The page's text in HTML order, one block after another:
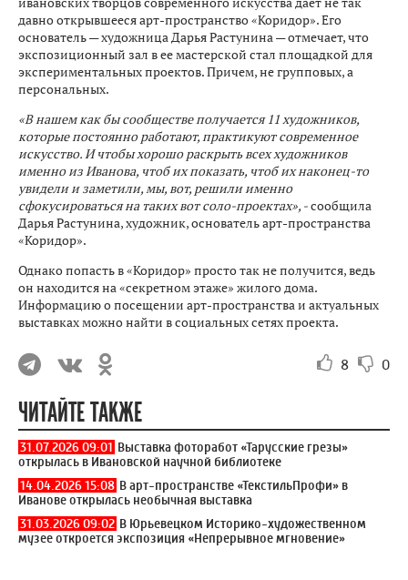
давно открывшееся арт-пространство «Коридор». Его
основатель — художница Дарья Растунина — отмечает, что
экспозиционный зал в ее мастерской стал площадкой для
экспериментальных проектов. Причем, не групповых, а
персональных.
«В нашем как бы сообществе получается 11 художников,
которые постоянно работают, практикуют современное
искусство. И чтобы хорошо раскрыть всех художников
именно из Иванова, чтоб их показать, чтоб их наконец-то
увидели и заметили, мы, вот, решили именно
сфокусироваться на таких вот соло-проектах», -сообщила
Дарья Растунина, художник, основатель арт-пространства
«Коридор».
Однако попасть в «Коридор» просто так не получится, ведь
он находится на «секретном этаже» жилого дома.
Информацию о посещении арт-пространства и актуальных
выставках можно найти в социальных сетях проекта.
8 0
ЧИТАЙТЕ ТАКЖЕ
31.07.2026 09:01 Выставка фоторабот «Тарусские грезы»
открылась в Ивановской научной библиотеке
14.04.2026 15:08 В арт-пространстве «ТекстильПрофи» в
Иванове открылась необычная выставка
31.03.2026 09:02 В Юрьевецком Историко-художественном
музее откроется экспозиция «Непрерывное мгновение»